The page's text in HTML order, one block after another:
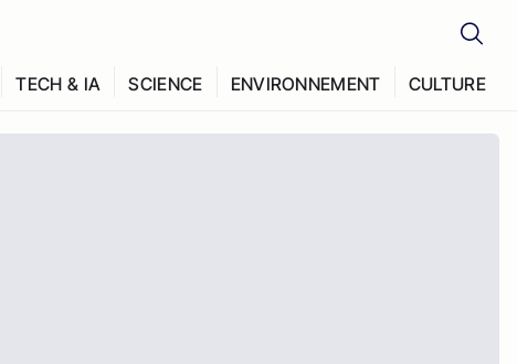
TECH & IA SCIENCE ENVIRONNEMENT CULTURE